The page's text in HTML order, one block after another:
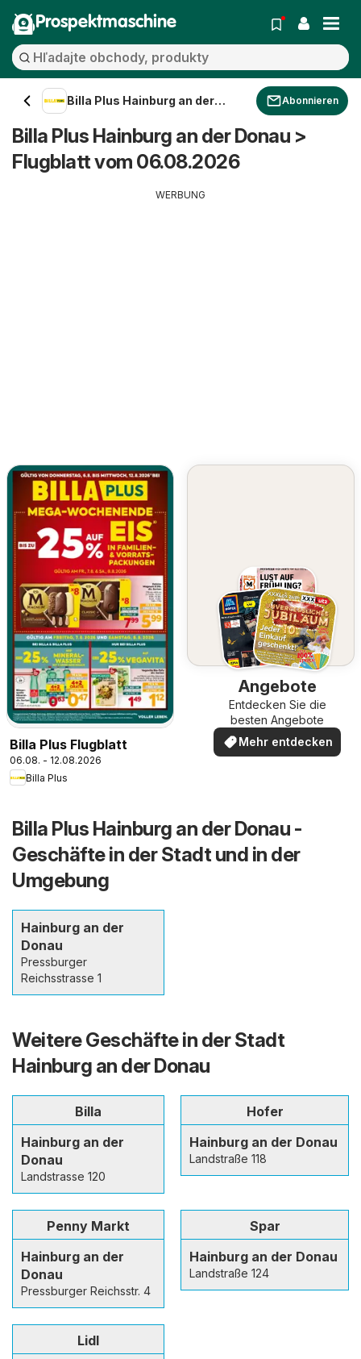
Prospektmaschine
Billa Plus Hainburg an der
Abonnieren
Billa Plus Hainburg an der Donau >
Flugblatt vom 06.08.2026
WERBUNG
Billa Plus Flugblatt
06.08. - 12.08.2026
Billa Plus
Angebote
Entdecken Sie die
besten Angebote
Mehr entdecken
Billa Plus Hainburg an der Donau -
Geschäfte in der Stadt und in der
Umgebung
Hainburg an der
Donau
Pressburger
Reichsstrasse 1
Weitere Geschäfte in der Stadt
Hainburg an der Donau
Billa
Hainburg an der
Donau
Landstrasse 120
Hofer
Hainburg an der Donau
Landstraße 118
Penny Markt
Hainburg an der
Donau
Pressburger Reichsstr. 4
Spar
Hainburg an der Donau
Landstraße 124
Lidl